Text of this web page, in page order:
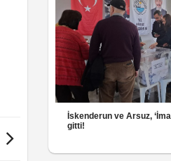
İskenderun ve Arsuz,
gitti!